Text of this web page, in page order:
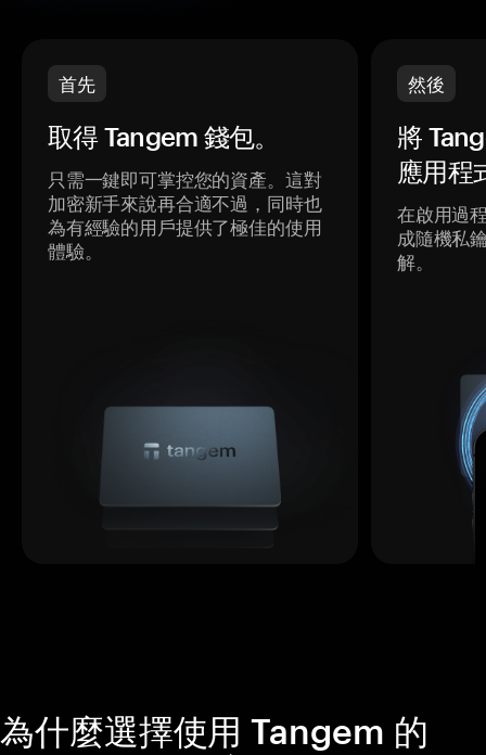
首先
取得 Tangem 錢包。
只需一鍵即可掌控您的資產。這對
加密新手來說再合適不過，同時也
為有經驗的用戶提供了極佳的使用
體驗。
然後
將
應用程
在啟用過
成隨機私
解。
為什麼選擇使用 Tangem 的